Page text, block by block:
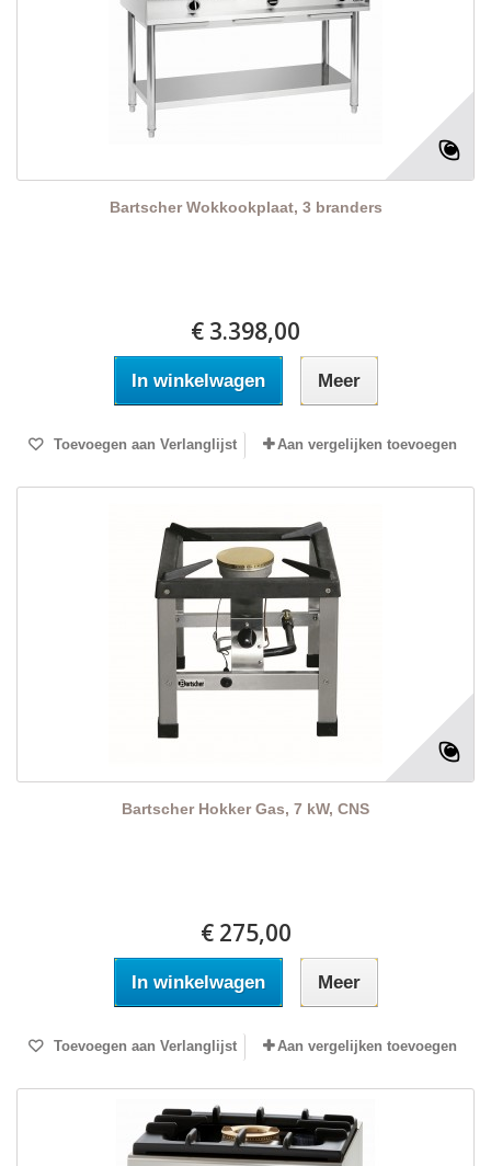
Bartscher Wokkookplaat, 3 branders
€ 3.398,00
In winkelwagen Meer
Toevoegen aan Verlanglijst Aan vergelijken toevoegen
Bartscher Hokker Gas, 7 kW, CNS
€ 275,00
In winkelwagen Meer
Toevoegen aan Verlanglijst Aan vergelijken toevoegen